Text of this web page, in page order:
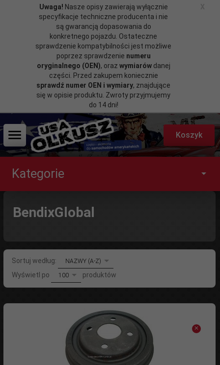
Uwaga! Nasze opisy zawierają wyłącznie
specyfikacje techniczne producenta i nie
są gwarancją dopasowania do
konkretnego pojazdu. Ostateczne
sprawdzenie kompatybilności jest możliwe
poprzez sprawdzenie numeru
oryginalnego (OEN), oraz wymiarówdanej
części. Przed zakupem koniecznie
sprawdź numer OEN i wymiary, znajdujące
się w opisie produktu. Zwroty przyjmujemy
do 14 dni!
Koszyk
Kategorie
BendixGlobal
Sortuj według: sortNAZWY (A-Z)
Wyświetl po pop100 produktów